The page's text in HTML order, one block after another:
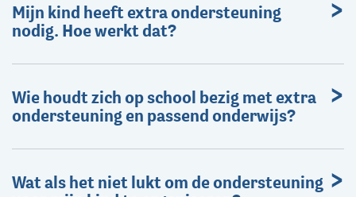
Mijn kind heeft extra ondersteuning
nodig. Hoe werkt dat?
Wie houdt zich op school bezig met extra
ondersteuning en passend onderwijs?
Wat als het niet lukt om de ondersteuning